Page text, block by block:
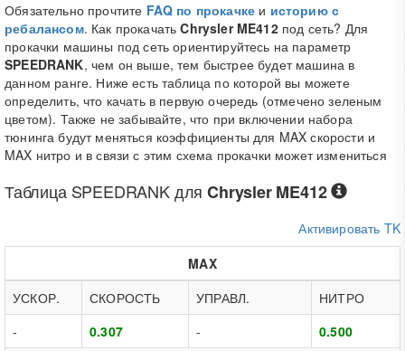
Обязательно прочтите FAQ по прокачке и историю с
ребалансом. Как прокачатьChrysler ME412под сеть? Для
прокачки машины под сеть ориентируйтесь на параметр
SPEEDRANK, чем он выше, тем быстрее будет машина в
данном ранге. Ниже есть таблица по которой вы можете
определить, что качать в первую очередь (отмечено зеленым
цветом). Также не забывайте, что при включении набора
тюнинга будут меняться коэффициенты для MAX скорости и
MAX нитро и в связи с этим схема прокачки может измениться
Таблица SPEEDRANKдляChrysler ME412
Активировать TK
MAX
УСКОР.
СКОРОСТЬ УПРАВЛ.
НИТРО
-
0.307 - 0.500